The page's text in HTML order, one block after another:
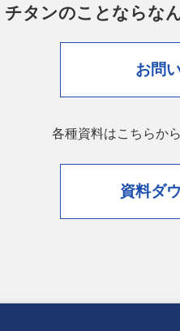
チタンのことならな
お問
各種資料はこちらか
資料ダ